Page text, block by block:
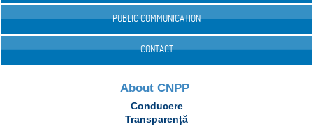
PUBLIC COMMUNICATION
CONTACT
About CNPP
Conducere
Transparență